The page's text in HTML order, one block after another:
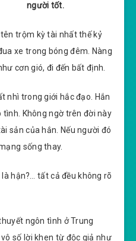
người tốt.
trộm kỳ tài nhất thế kỷ
xe trong bóng đêm. Nàng
cơn gió, đi đến bất định.
nhì trong giới hắc đạo. Hắn
tình. Không ngờ trên đời này
sản của hắn. Nếu người đó
sống thay.
hận?… tất cả đều không rõ
ngôn tình ở Trung
số lời khen từ độc giả như